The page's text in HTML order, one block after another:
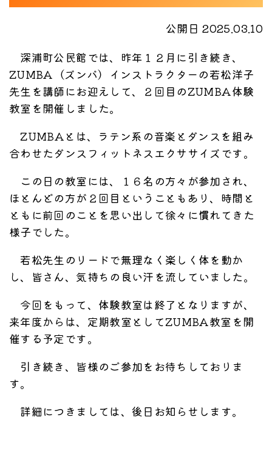
公開日 2025.03.10
深浦町公民館では、昨年１２月に引き続き、
ZUMBA（ズンバ）インストラクターの若松洋子
先生を講師にお迎えして、２回目のZUMBA体験
教室を開催しました。
ZUMBAとは、ラテン系の音楽とダンスを組み
合わせたダンスフィットネスエクササイズです。
この日の教室には、１６名の方々が参加され、
ほとんどの方が２回目ということもあり、時間と
ともに前回のことを思い出して徐々に慣れてきた
様子でした。
若松先生のリードで無理なく楽しく体を動か
し、皆さん、気持ちの良い汗を流していました。
今回をもって、体験教室は終了となりますが、
来年度からは、定期教室としてZUMBA教室を開
催する予定です。
引き続き、皆様のご参加をお待ちしておりま
す。
詳細につきましては、後日お知らせします。